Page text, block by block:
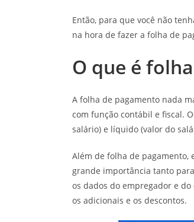
Então, para que você não
na hora de fazer a folha de
O que é
A folha de pagamento nada
com função contábil e fiscal.
salário) e líquido (valor do
Além de folha de pagamento,
grande importância tanto
os dados do empregador e
os adicionais e os descontos.